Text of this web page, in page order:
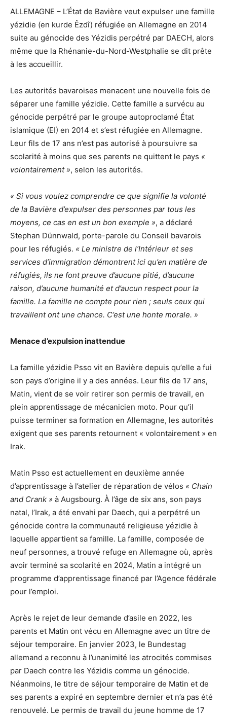
ALLEMAGNE – L’État de Bavière veut expulser une famille
yézidie (en kurde Êzdî) réfugiée en Allemagne en 2014
suite au génocide des Yézidis perpétré par DAECH, alors
même que la Rhénanie-du-Nord-Westphalie se dit prête
à les accueillir.
Les autorités bavaroises menacent une nouvelle fois de
séparer une famille yézidie. Cette famille a survécu au
génocide perpétré par le groupe autoproclamé État
islamique (EI) en 2014 et s’est réfugiée en Allemagne.
Leur fils de 17 ans n’est pas autorisé à poursuivre sa
scolarité à moins que ses parents ne quittent le pays «
volontairement », selon les autorités.
« Si vous voulez comprendre ce que signifie la volonté
de la Bavière d’expulser des personnes par tous les
moyens, ce cas en est un bon exemple », a déclaré
Stephan Dünnwald, porte-parole du Conseil bavarois
pour les réfugiés. « Le ministre de l’Intérieur et ses
services d’immigration démontrent ici qu’en matière de
réfugiés, ils ne font preuve d’aucune pitié, d’aucune
raison, d’aucune humanité et d’aucun respect pour la
famille. La famille ne compte pour rien ; seuls ceux qui
travaillent ont une chance. C’est une honte morale. »
Menace d’expulsion inattendue
La famille yézidie Psso vit en Bavière depuis qu’elle a fui
son pays d’origine il y a des années. Leur fils de 17 ans,
Matin, vient de se voir retirer son permis de travail, en
plein apprentissage de mécanicien moto. Pour qu’il
puisse terminer sa formation en Allemagne, les autorités
exigent que ses parents retournent « volontairement » en
Irak.
Matin Psso est actuellement en deuxième année
d’apprentissage à l’atelier de réparation de vélos « Chain
and Crank » à Augsbourg. À l’âge de six ans, son pays
natal, l’Irak, a été envahi par Daech, qui a perpétré un
génocide contre la communauté religieuse yézidie à
laquelle appartient sa famille. La famille, composée de
neuf personnes, a trouvé refuge en Allemagne où, après
avoir terminé sa scolarité en 2024, Matin a intégré un
programme d’apprentissage financé par l’Agence fédérale
pour l’emploi.
Après le rejet de leur demande d’asile en 2022, les
parents et Matin ont vécu en Allemagne avec un titre de
séjour temporaire. En janvier 2023, le Bundestag
allemand a reconnu à l’unanimité les atrocités commises
par Daech contre les Yézidis comme un génocide.
Néanmoins, le titre de séjour temporaire de Matin et de
ses parents a expiré en septembre dernier et n’a pas été
renouvelé. Le permis de travail du jeune homme de 17